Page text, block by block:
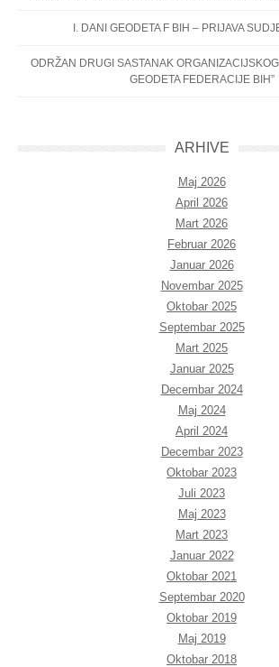
I. DANI GEODETA F BIH – PRIJAVA
ODRŽAN DRUGI SASTANAK
GEODETA FEDERACIJE BIH”
ARHIVE
Maj 2026
April 2026
Mart 2026
Februar 2026
Januar 2026
Novembar 2025
Oktobar 2025
Septembar 2025
Mart 2025
Januar 2025
Decembar 2024
Maj 2024
April 2024
Decembar 2023
Oktobar 2023
Juli 2023
Maj 2023
Mart 2023
Januar 2022
Oktobar 2021
Septembar 2020
Oktobar 2019
Maj 2019
Oktobar 2018